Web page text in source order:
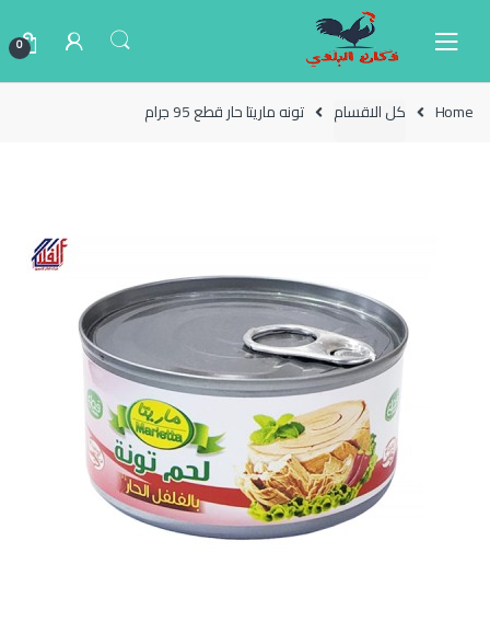
0
Home كل الاقسام تونه ماريتا حار قطع 95 جرام